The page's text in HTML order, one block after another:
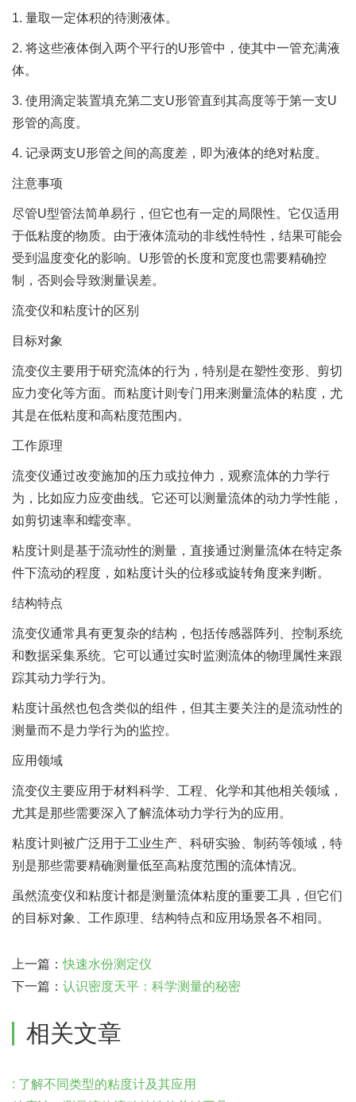
1. 量取一定体积的待测液体。
2. 将这些液体倒入两个平行的U形管中，使其中一管充满液
体。
3. 使用滴定装置填充第二支U形管直到其高度等于第一支U
形管的高度。
4. 记录两支U形管之间的高度差，即为液体的绝对粘度。
注意事项
尽管U型管法简单易行，但它也有一定的局限性。它仅适用
于低粘度的物质。由于液体流动的非线性特性，结果可能会
受到温度变化的影响。U形管的长度和宽度也需要精确控
制，否则会导致测量误差。
流变仪和粘度计的区别
目标对象
流变仪主要用于研究流体的行为，特别是在塑性变形、剪切
应力变化等方面。而粘度计则专门用来测量流体的粘度，尤
其是在低粘度和高粘度范围内。
工作原理
流变仪通过改变施加的压力或拉伸力，观察流体的力学行
为，比如应力应变曲线。它还可以测量流体的动力学性能，
如剪切速率和蠕变率。
粘度计则是基于流动性的测量，直接通过测量流体在特定条
件下流动的程度，如粘度计头的位移或旋转角度来判断。
结构特点
流变仪通常具有更复杂的结构，包括传感器阵列、控制系统
和数据采集系统。它可以通过实时监测流体的物理属性来跟
踪其动力学行为。
粘度计虽然也包含类似的组件，但其主要关注的是流动性的
测量而不是力学行为的监控。
应用领域
流变仪主要应用于材料科学、工程、化学和其他相关领域，
尤其是那些需要深入了解流体动力学行为的应用。
粘度计则被广泛用于工业生产、科研实验、制药等领域，特
别是那些需要精确测量低至高粘度范围的流体情况。
虽然流变仪和粘度计都是测量流体粘度的重要工具，但它们
的目标对象、工作原理、结构特点和应用场景各不相同。
上一篇：快速水份测定仪
下一篇： 认识密度天平：科学测量的秘密
相关文章
: 了解不同类型的粘度计及其应用